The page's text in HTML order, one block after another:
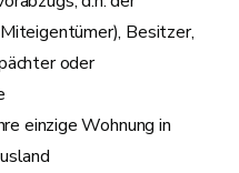
Besitzer,
oder
einzige Wohnung in